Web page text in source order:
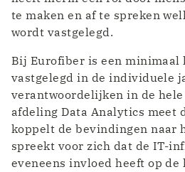
te maken en af te spreken
wordt vastgelegd.
Bij Eurofiber is een
vastgelegd in de individuele
verantwoordelijken in de hele
afdeling Data Analytics meet
koppelt de bevindingen naar
spreekt voor zich dat de IT-
eveneens invloed heeft op